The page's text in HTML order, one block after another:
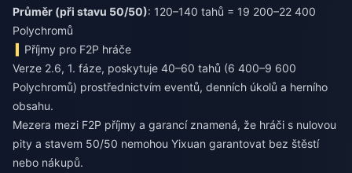
Průměr (při stavu 50/50): 120–140 tahů = 19 200–22 400
Polychromů
Příjmy pro F2P hráče
Verze 2.6, 1. fáze, poskytuje 40–60 tahů (6 400–9 600
Polychromů) prostřednictvím eventů, denních úkolů a herního
obsahu.
Mezera mezi F2P příjmy a garancí znamená, že hráči s nulovou
pity a stavem 50/50 nemohou Yixuan garantovat bez štěstí
nebo nákupů.